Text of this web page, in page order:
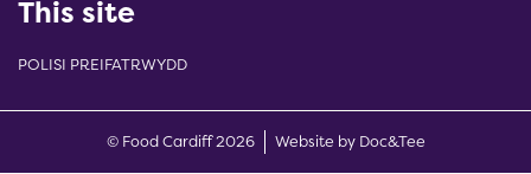
This site
POLISI PREIFATRWYDD
© Food Cardiff 2026 Website by Doc&Tee(opens new